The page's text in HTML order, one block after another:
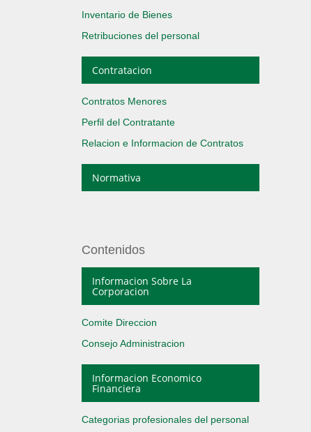
Inventario de Bienes
Retribuciones del personal
Contratacion
Contratos Menores
Perfil del Contratante
Relacion e Informacion de Contratos
Normativa
Contenidos
Informacion Sobre La
Corporacion
Comite Direccion
Consejo Administracion
Informacion Economico
Financiera
Categorias profesionales del personal